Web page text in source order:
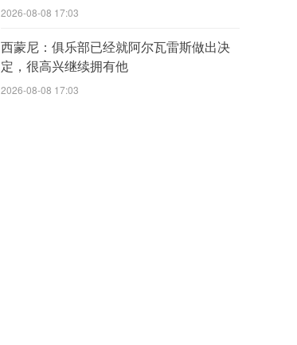
2026-08-08 17:03
西蒙尼：俱乐部已经就阿尔瓦雷斯做出决
定，很高兴继续拥有他
2026-08-08 17:03